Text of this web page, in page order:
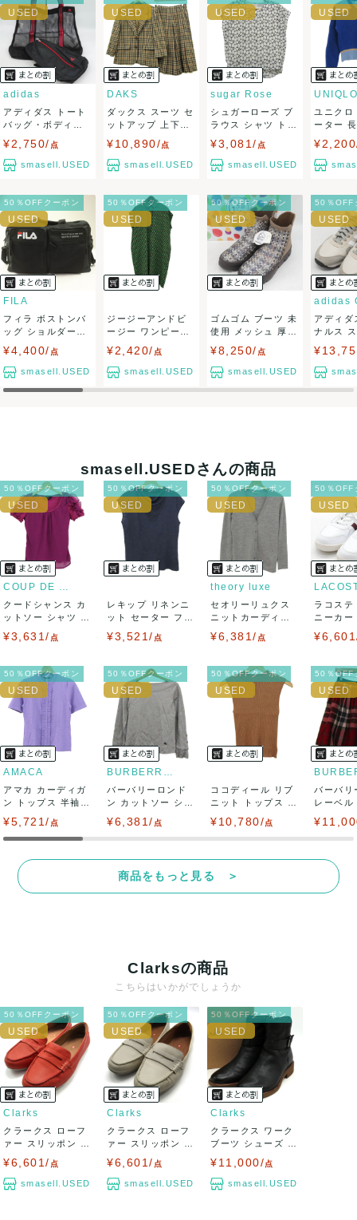
ませ。
USED品に関しましては、見る方によって状態の価値観が異な
りますので、トラブルを避けるため、神経質な方や完璧な商
品を求められる方は御購入をお控えください。
また商品には細心の注意をはらっておりますが、何かござい
い致します。対応できることがあれば、誠意をもって対応致
します。
また並行輸入品もございますので、真贋方法などお答えでき
ない場合もございます。
万が一、購入後に偽造品等が発覚しましたら、返品・返金に
て対応致しますので、ご連絡お願い致します。
出荷
送料： ¥1,650 (見込み)
送料表を確認する
出荷目安：5営業日以内
出荷予定日：なるべく最短で発送致します。
兵庫県から出荷
adidas
アディダス トート
バッグ・ボディバ
¥2,750/ 点
smasell.USED
DAKS
ダックス スーツ セ
ットアップ 上下セ
¥10,890/点
smasell.USED
sugar Rose
シュガーローズ ブ
ラウス シャツ トッ
¥3,081/ 点
smasell.USED
UNIQLO
ユニク
ーター
50％OFFクーポン
FILA
フィラ ボストンバ
ッグ ショルダーバ
ッグ 旅行 鞄...
¥4,400/ 点
smasell.USED
50％OFFクーポン
ジージーアンドビ
ージー ワンピース
トップス ノー...
¥2,420/ 点
smasell.USED
50％OFFクーポン
ゴムゴム ブーツ 未
使用 メッシュ 厚底
ブランド...
¥8,250/ 点
smasell.USED
50％OFF
アディダ
ナルス
ローカ
smasell.USEDさんの商品
50％OFFクーポン
COUP DE CHANCE
クードシャンス カ
ットソー シャツ 半
¥3,631/ 点
50％OFFクーポン
レキップ リネンニ
ット セーター フレ
¥3,521/ 点
50％OFFクーポン
theory luxe
セオリーリュクス
ニットカーディガ
¥6,381/ 点
50％OFF
ラコステ
ニーカ
50％OFFクーポン
AMACA
アマカ カーディガ
ン トップス 半袖
¥5,721/ 点
50％OFFクーポン
BURBERRY LONDON
バーバリーロンド
ン カットソー シャ
¥6,381/ 点
50％OFFクーポン
ココディール リブ
ニット トップス ノ
¥10,780/点
50％OFF
バーバリ
レーベル
商品をもっと見る ＞
Clarksの商品
こちらはいかがでしょうか
50％OFFクーポン
Clarks
クラークス ローフ
ァー スリッポン シ
¥6,601/ 点
smasell.USED
50％OFFクーポン
Clarks
クラークス ローフ
ァー スリッポン シ
¥6,601/ 点
smasell.USED
50％OFFクーポン
Clarks
クラークス ワーク
ブーツ シューズ ブ
¥11,000/点
smasell.USED